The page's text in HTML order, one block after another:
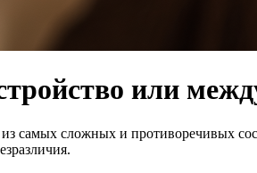
или
самых сложных и противоречивых